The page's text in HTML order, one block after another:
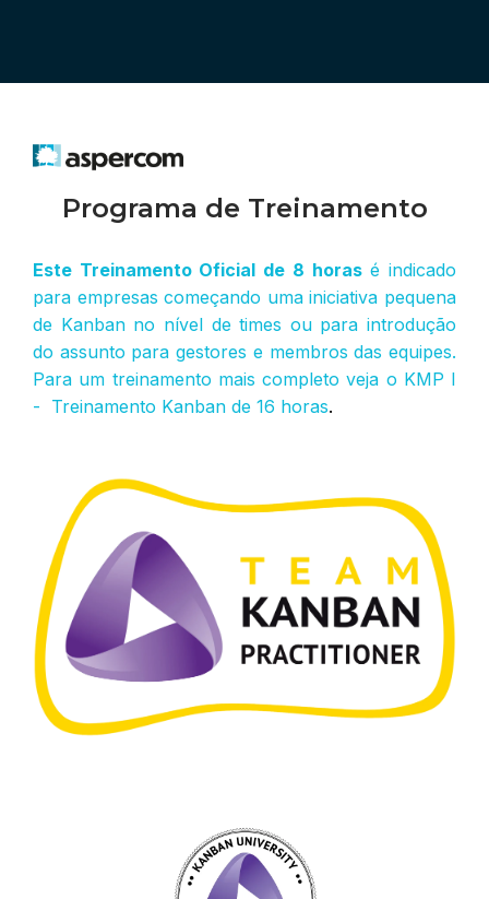
Programa de Treinamento
Este Treinamento Oficial de 8 horasé indicado
para empresas começando uma iniciativa pequena
de Kanban no nível de times ou para introdução
do assunto para gestores e membros das equipes.
Para um treinamento mais completo veja o KMP I
- Treinamento Kanban de 16 horas.